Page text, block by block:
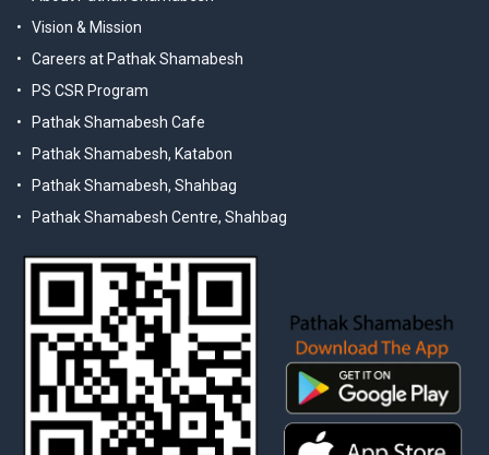
Vision & Mission
Careers at Pathak Shamabesh
PS CSR Program
Pathak Shamabesh Cafe
Pathak Shamabesh, Katabon
Pathak Shamabesh, Shahbag
Pathak Shamabesh Centre, Shahbag